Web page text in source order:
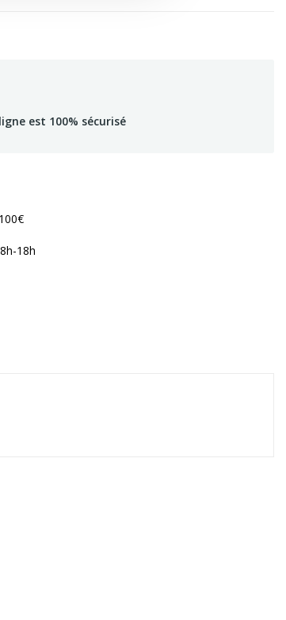
est 100% sécurisé
18h